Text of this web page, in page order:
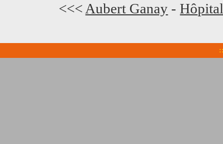
<<< Aubert Ganay -